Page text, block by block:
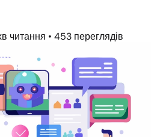
читання • 453 переглядів